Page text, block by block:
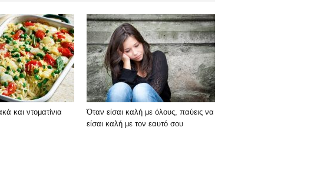
και ντοματίνια
Όταν είσαι καλή με όλους, παύεις να
είσαι καλή με τον εαυτό σου